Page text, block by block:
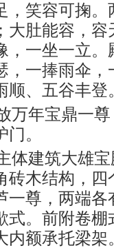
笑容可掬。
大肚能容，容
，一坐一立
，一捧雨伞
顺、五谷丰登
万年宝鼎一
。
体建筑大雄
砖木结构，
一尊，两端
式。前附卷
内额承托梁